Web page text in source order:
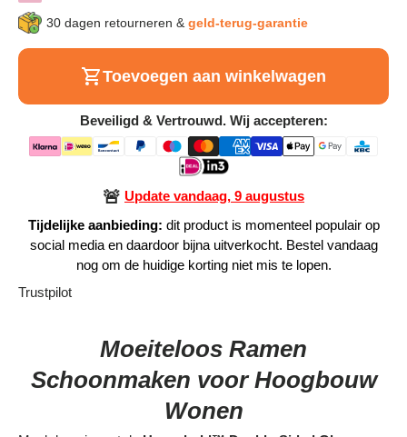
Verlichting & Sfeer
Alle Producten
Alle collecties
Volg je bestelling
Over ons
30 dagen retourneren & geld-terug-garantie
Toevoegen aan winkelwagen
Beveiligd & Vertrouwd. Wij accepteren:
🚨 Update vandaag, 9 augustus
Tijdelijke aanbieding: dit product is momenteel populair op
social media en daardoor bijna uitverkocht. Bestel vandaag
nog om de huidige korting niet mis te lopen.
Trustpilot
Moeiteloos Ramen
Schoonmaken voor Hoogbouw
Wonen